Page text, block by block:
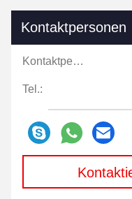
Kontaktpersonen
Kontaktpersonen:
Tel.: